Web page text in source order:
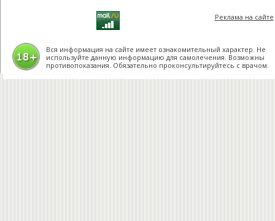
Реклама на сайте
Вся информация на сайте имеет ознакомительный характер. Не
используйте данную информацию для самолечения. Возможны
противопоказания. Обязательно проконсультируйтесь с врачом.